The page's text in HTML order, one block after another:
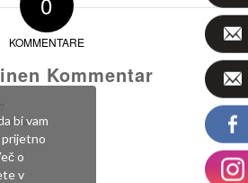
KOMMENTARE
Kommentar
um einen Kommentar abzugeben.
bi vam
prijetno
o
v